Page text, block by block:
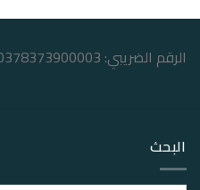
الرقم الضريبي: 300378373900003
البحث